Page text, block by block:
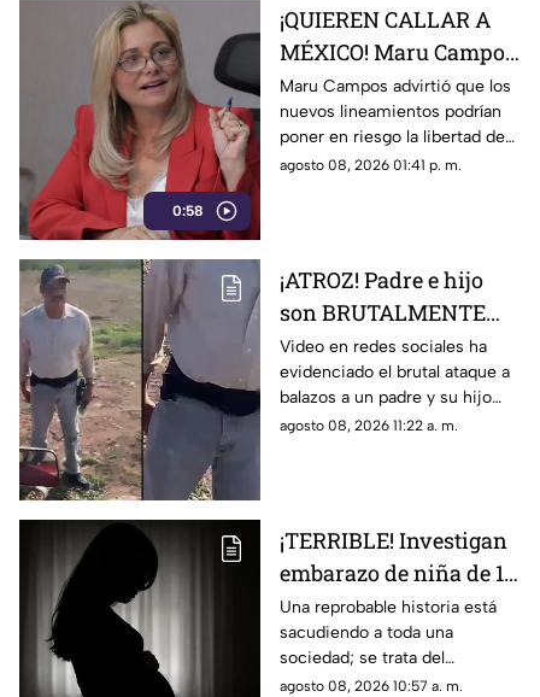
0:58
¡QUIEREN CALLAR A
MÉXICO! Maru Campos
alerta por nuevos
lineamientos y posible
censura
Maru Campos advirtió que los
nuevos lineamientos podrían
poner en riesgo la libertad de
expresión y abrir la puerta a
agosto 08, 2026 01:41 p. m.
¡ATROZ! Padre e hijo
son BRUTALMENTE
atacados con arma en
riña; hay un MUERTO
(+VIDEO)
Video en redes sociales ha
evidenciado el brutal ataque a
balazos a un padre y su hijo
que dejó a un muerto; esto es
agosto 08, 2026 11:22 a. m.
¡TERRIBLE! Investigan
embarazo de niña de 11
años; esto se sabe
(+VIDEO)
Una reprobable historia está
sacudiendo a toda una
sociedad; se trata del
embarazo de una niña de 11
agosto 08, 2026 10:57 a. m.